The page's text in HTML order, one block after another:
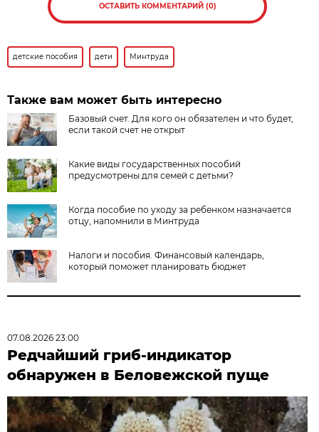
ОСТАВИТЬ КОММЕНТАРИЙ (0)
детские пособия дети Минтруда
Также вам может быть интересно
Базовый счет. Для кого он обязателен и что будет,
если такой счет не открыт
Какие виды государственных пособий
предусмотрены для семей с детьми?
Когда пособие по уходу за ребенком назначается
отцу, напомнили в Минтруда
Налоги и пособия. Финансовый календарь,
который поможет планировать бюджет
07.08.2026 23:00
Редчайший гриб-индикатор
обнаружен в Беловежской пуще